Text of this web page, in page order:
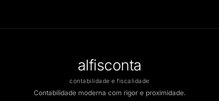
alfisconta
contabilidade e fiscalidade
Contabilidade moderna com rigor e proximidade.